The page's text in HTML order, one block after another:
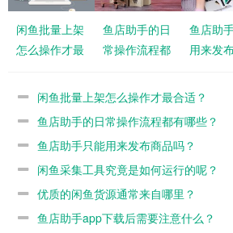
闲鱼批量上架
怎么操作才最
鱼店助手的日
常操作流程都
鱼店助
用来发
闲鱼批量上架怎么操作才最合适？
鱼店助手的日常操作流程都有哪些？
鱼店助手只能用来发布商品吗？
闲鱼采集工具究竟是如何运行的呢？
优质的闲鱼货源通常来自哪里？
鱼店助手app下载后需要注意什么？